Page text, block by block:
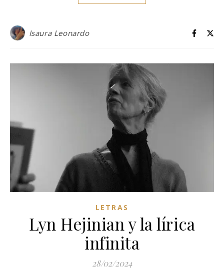
Isaura Leonardo
LETRAS
Lyn Hejinian y la lírica
infinita
28/02/2024